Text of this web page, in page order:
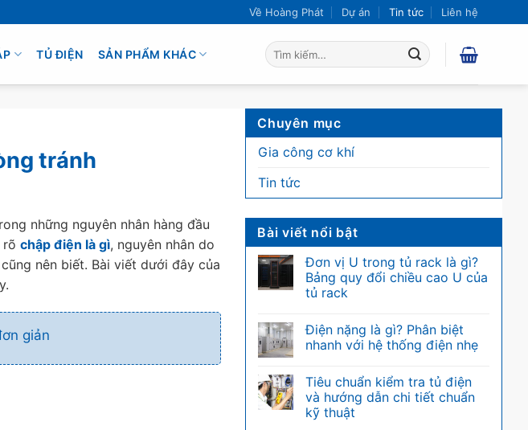
Về Hoàng Phát Dự án Tin tức Liên hệ
TỦ ĐIỆN SẢN PHẨM KHÁC
Tìm
kiếm:
tránh
những nguyên nhân hàng đầu
rõ chập điện là gì, nguyên nhân do
nên biết. Bài viết dưới đây của
giản
Chuyên mục
Gia công cơ khí
Tin tức
Bài viết nổi bật
Đơn vị U trong tủ rack là gì?
Bảng quy đổi chiều cao U của
tủ rack
bình
luận
ở
U
trong
tủ
rack
Điện nặng là gì? Phân biệt
nhanh với hệ thống điện nhẹ
bình
luận
ở
Điện
nặng
Tiêu chuẩn kiểm tra tủ điện
và hướng dẫn chi tiết chuẩn
kỹ thuật